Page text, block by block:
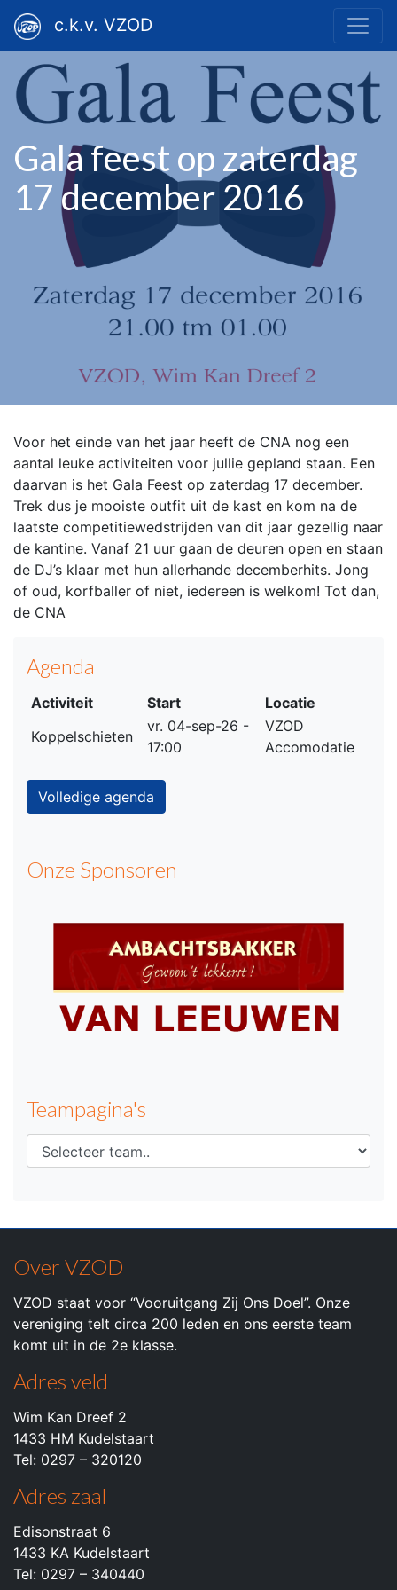
c.k.v. VZOD
Gala feest op zaterdag
17 december 2016
Voor het einde van het jaar heeft de CNA nog een
aantal leuke activiteiten voor jullie gepland staan. Een
daarvan is het Gala Feest op zaterdag 17 december.
Trek dus je mooiste outfit uit de kast en kom na de
laatste competitiewedstrijden van dit jaar gezellig naar
de kantine. Vanaf 21 uur gaan de deuren open en staan
de DJ’s klaar met hun allerhande decemberhits. Jong
of oud, korfballer of niet, iedereen is welkom! Tot dan,
de CNA
Agenda
Activiteit Start
Locatie
Koppelschieten
vr. 04-sep-26 -
17:00
VZOD
Accomodatie
Volledige agenda
Onze Sponsoren
Teampagina's
Over VZOD
VZOD staat voor “Vooruitgang Zij Ons Doel”. Onze
vereniging telt circa 200 leden en ons eerste team
komt uit in de 2e klasse.
Adres veld
Wim Kan Dreef 2
1433 HM Kudelstaart
Tel: 0297 – 320120
Adres zaal
Edisonstraat 6
1433 KA Kudelstaart
Tel: 0297 – 340440